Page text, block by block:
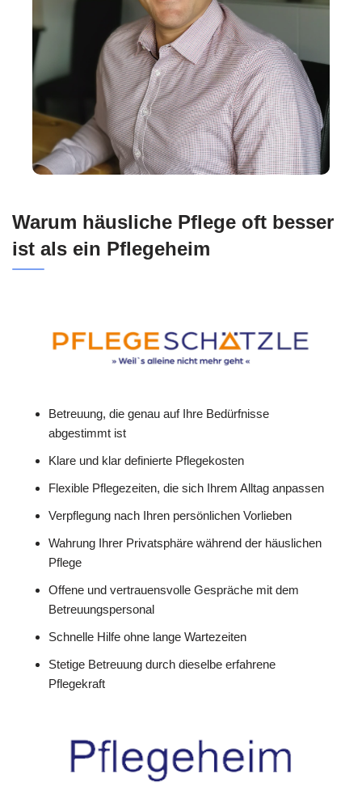
Warum häusliche Pflege oft besser
ist als ein Pflegeheim
Betreuung, die genau auf Ihre Bedürfnisse
abgestimmt ist
Klare und klar definierte Pflegekosten
Flexible Pflegezeiten, die sich Ihrem Alltag anpassen
Verpflegung nach Ihren persönlichen Vorlieben
Wahrung Ihrer Privatsphäre während der häuslichen
Pflege
Offene und vertrauensvolle Gespräche mit dem
Betreuungspersonal
Schnelle Hilfe ohne lange Wartezeiten
Stetige Betreuung durch dieselbe erfahrene
Pflegekraft